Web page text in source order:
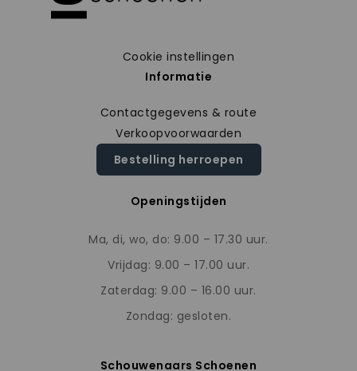
Cookie instellingen
Informatie
Contactgegevens & route
Verkoopvoorwaarden
Bestelling herroepen
Openingstijden
Ma, di, wo, do: 9.00 – 17.30 uur.
Vrijdag: 9.00 – 17.00 uur.
Zaterdag: 9.00 – 16.00 uur.
Zondag: gesloten.
Schouwenaars Schoenen